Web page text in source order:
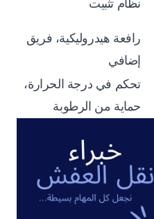
نظام تثبيت
رافعة هيدروليكية، فريق
إضافي
تحكم في درجة الحرارة،
حماية من الرطوبة